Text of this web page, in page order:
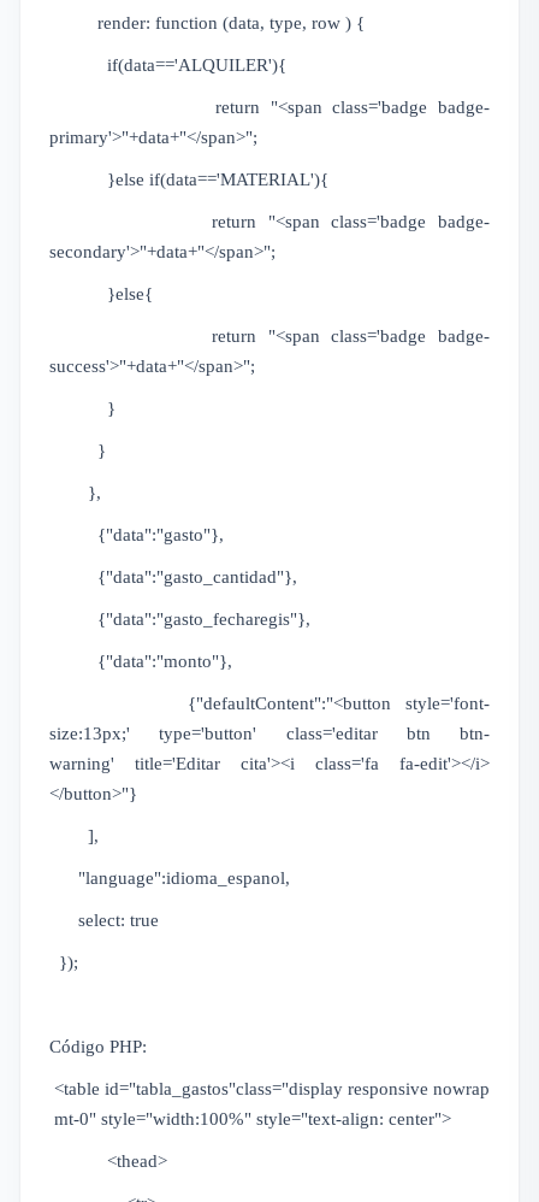
render: function (data, type, row ) {
if(data=='ALQUILER'){
return "<span class='badge badge-
primary'>"+data+"</span>";
}else if(data=='MATERIAL'){
return "<span class='badge badge-
secondary'>"+data+"</span>";
}else{
return "<span class='badge badge-
success'>"+data+"</span>";
}
}
},
{"data":"gasto"},
{"data":"gasto_cantidad"},
{"data":"gasto_fecharegis"},
{"data":"monto"},
{"defaultContent":"<button style='font-
size:13px;' type='button' class='editar btn btn-
warning' title='Editar cita'><i class='fa fa-edit'></i>
</button>"}
],
"language":idioma_espanol,
select: true
});
Código PHP:
<table id="tabla_gastos"class="display responsive nowrap
mt-0" style="width:100%" style="text-align: center">
<thead>